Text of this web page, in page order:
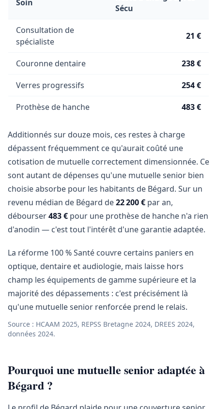
Soin
Sécu
Consultation de
spécialiste
21 €
Couronne dentaire 238 €
Verres progressifs 254 €
Prothèse de hanche 483 €
Additionnés sur douze mois, ces restes à charge
dépassent fréquemment ce qu'aurait coûté une
cotisation de mutuelle correctement dimensionnée. Ce
sont autant de dépenses qu'une mutuelle senior bien
choisie absorbe pour les habitants de Bégard. Sur un
revenu médian de Bégard de22 200 € par an,
débourser483 € pour une prothèse de hanche n'a rien
d'anodin — c'est tout l'intérêt d'une garantie adaptée.
La réforme 100 % Santé couvre certains paniers en
optique, dentaire et audiologie, mais laisse hors
champ les équipements de gamme supérieure et la
majorité des dépassements : c'est précisément là
qu'une mutuelle senior renforcée prend le relais.
Source : HCAAM 2025, REPSS Bretagne 2024, DREES 2024,
données 2024.
Pourquoi une mutuelle senior adaptée à
Bégard ?